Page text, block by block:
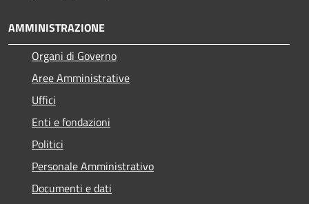
AMMINISTRAZIONE
Organi di Governo
Aree Amministrative
Uffici
Enti e fondazioni
Politici
Personale Amministrativo
Documenti e dati